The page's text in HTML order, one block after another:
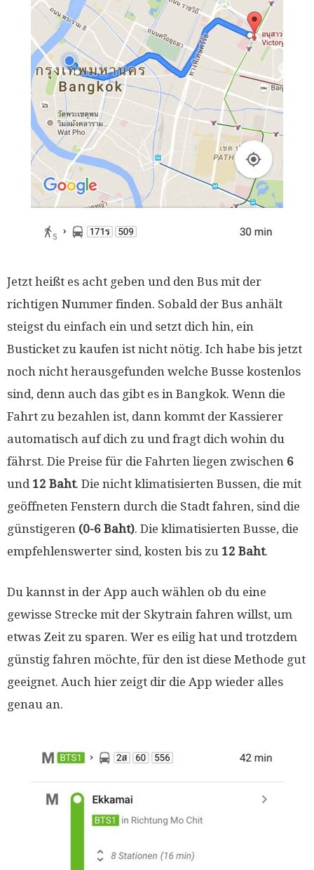
Jetzt heißt es acht geben und den Bus mit der
richtigen Nummer finden. Sobald der Bus anhält
steigst du einfach ein und setzt dich hin, ein
Busticket zu kaufen ist nicht nötig. Ich habe bis jetzt
noch nicht herausgefunden welche Busse kostenlos
sind, denn auch das gibt es in Bangkok. Wenn die
Fahrt zu bezahlen ist, dann kommt der Kassierer
automatisch auf dich zu und fragt dich wohin du
fährst. Die Preise für die Fahrten liegen zwischen 6
und 12 Baht. Die nicht klimatisierten Bussen, die mit
geöffneten Fenstern durch die Stadt fahren, sind die
günstigeren (0-6 Baht). Die klimatisierten Busse, die
empfehlenswerter sind, kosten bis zu 12 Baht.
Du kannst in der App auch wählen ob du eine
gewisse Strecke mit der Skytrain fahren willst, um
etwas Zeit zu sparen. Wer es eilig hat und trotzdem
günstig fahren möchte, für den ist diese Methode gut
geeignet. Auch hier zeigt dir die App wieder alles
genau an.